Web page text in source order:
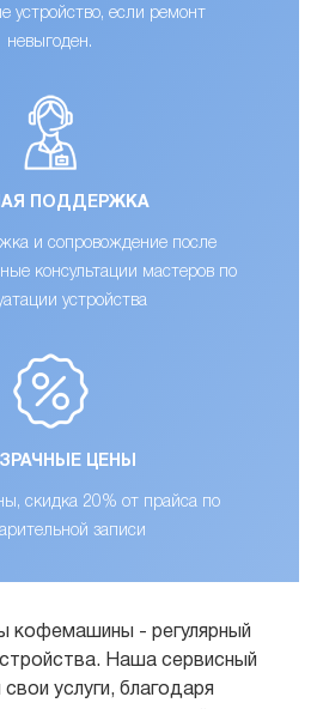
устройство, если ремонт
невыгоден.
ПОДДЕРЖКА
и сопровождение после
консультации мастеров по
устройства
ЦЕНЫ
скидка 20% от прайса по
записи
кофемашины - регулярный
Наша сервисный
услуги, благодаря